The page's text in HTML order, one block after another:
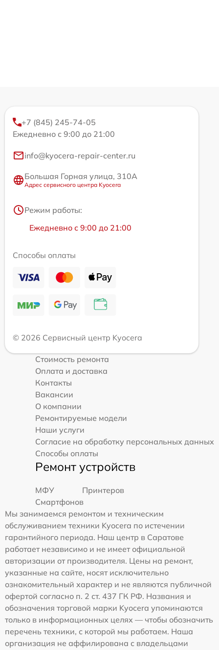
+7 (845) 245-74-05
Ежедневно с 9:00 до 21:00
info@kyocera-repair-center.ru
Большая Горная улица, 310А
Адрес сервисного центра Kyocera
Режим работы:
Ежедневно с 9:00 до 21:00
Способы оплаты
© 2026 Сервисный центр Kyocera
Стоимость ремонта
Оплата и доставка
Контакты
Вакансии
О компании
Ремонтируемые модели
Наши услуги
Согласие на обработку персональных данных
Способы оплаты
Ремонт устройств
МФУ
Принтеров
Смартфонов
Мы занимаемся ремонтом и техническим
обслуживанием техники Kyocera по истечении
гарантийного периода. Наш центр в Саратове
работает независимо и не имеет официальной
авторизации от производителя. Цены на ремонт,
указанные на сайте, носят исключительно
ознакомительный характер и не являются публичной
офертой согласно п. 2 ст. 437 ГК РФ. Названия и
обозначения торговой марки Kyocera упоминаются
только в информационных целях — чтобы обозначить
перечень техники, с которой мы работаем. Наша
организация не аффилирована с владельцами